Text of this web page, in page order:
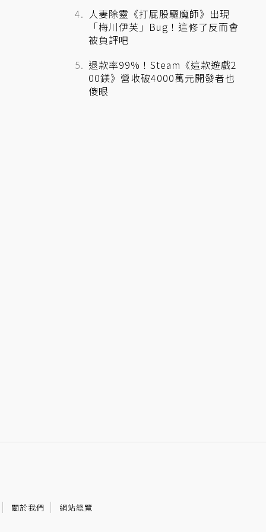
人妻除靈《打屁股驅魔師》出現
「梅川伊芙」Bug！這修了反而會
被負評吧
退款率99%！Steam《這款遊戲2
00鎂》營收破4000萬元開發者也
傻眼
關於我們 網站總覽